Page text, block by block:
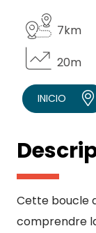
7km
20m
INICIO
Cette boucle
comprendre